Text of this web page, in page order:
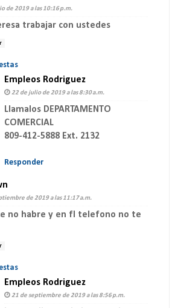
de 2019 a las 10:16 p.m.
trabajar con ustedes
Empleos Rodriguez
22 de julio de 2019 a las 8:30 a.m.
Llamalos DEPARTAMENTO
COMERCIAL
809-412-5888 Ext. 2132
Responder
de 2019 a las 11:17 a.m.
no habre y en fl telefono no te
Empleos Rodriguez
21 de septiembre de 2019 a las 8:56 p.m.